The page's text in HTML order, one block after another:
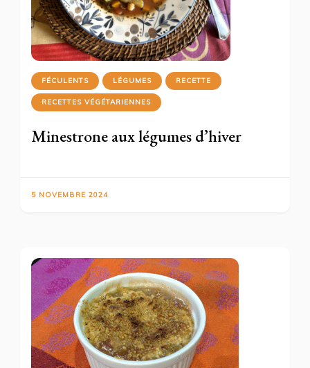
FÉCULENTS LÉGUMES RECETTE
RECETTES VÉGÉTARIENNES
Minestrone aux légumes d’hiver
5 NOVEMBRE 2024